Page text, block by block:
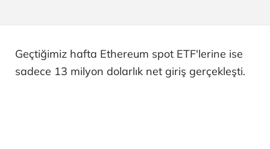
Geçtiğimiz hafta Ethereum spot ETF'lerine ise
sadece 13 milyon dolarlık net giriş gerçekleşti.